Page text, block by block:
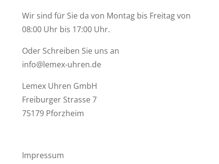
Wir sind für Sie da von Montag bis Freitag von
08:00 Uhr bis 17:00 Uhr.
Oder Schreiben Sie uns an
info@lemex-uhren.de
Lemex Uhren GmbH
Freiburger Strasse 7
75179 Pforzheim
Impressum